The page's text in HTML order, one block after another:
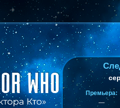
Премьера:
—